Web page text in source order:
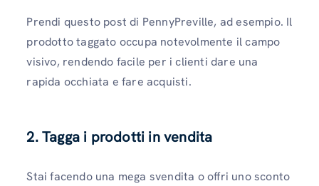
Prendi questo post di PennyPreville, ad esempio. Il
prodotto taggato occupa notevolmente il campo
visivo, rendendo facile per i clienti dare una
rapida occhiata e fare acquisti.
2. Tagga i prodotti in vendita
Stai facendo una mega svendita o offri uno sconto